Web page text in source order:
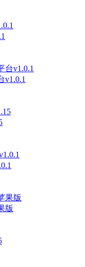
v1.0.1
版